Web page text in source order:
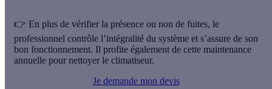
👉 En plus de vérifier la présence ou non de fuites, le
professionnel contrôle l’intégralité du système et s’assure de son
bon fonctionnement. Il profite également de cette maintenance
annuelle pour nettoyer le climatiseur.
Je demande mon devis